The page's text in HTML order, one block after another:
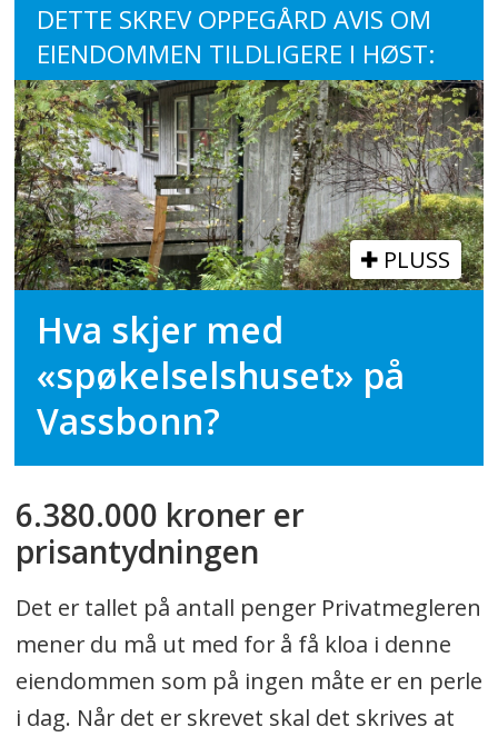
DETTE SKREV OPPEGÅRD AVIS OM
EIENDOMMEN TILDLIGERE I HØST:
PLUSS
Hva skjer med
«spøkelselshuset» på
Vassbonn?
6.380.000 kroner er
prisantydningen
Det er tallet på antall penger Privatmegleren
mener du må ut med for å få kloa i denne
eiendommen som på ingen måte er en perle
i dag. Når det er skrevet skal det skrives at